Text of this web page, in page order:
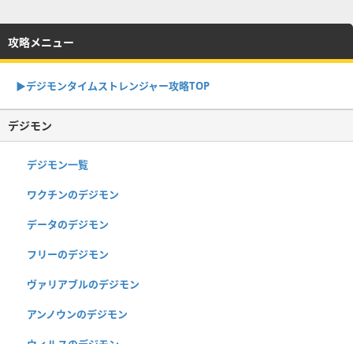
攻略メニュー
▶︎デジモンタイムストレンジャー攻略TOP
デジモン
デジモン一覧
ワクチンのデジモン
データのデジモン
フリーのデジモン
ヴァリアブルのデジモン
アンノウンのデジモン